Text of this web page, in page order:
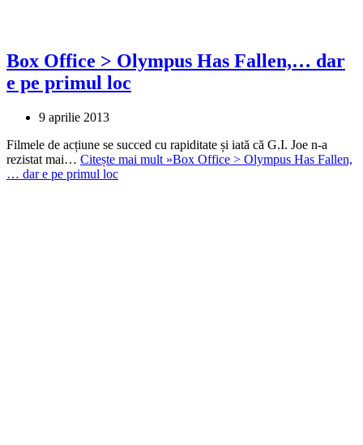
Box Office > Olympus Has Fallen,… dar
e pe primul loc
9 aprilie 2013
Filmele de acțiune se succed cu rapiditate și iată că G.I. Joe n-a
rezistat mai… Citește mai mult »Box Office > Olympus Has Fallen,
… dar e pe primul loc